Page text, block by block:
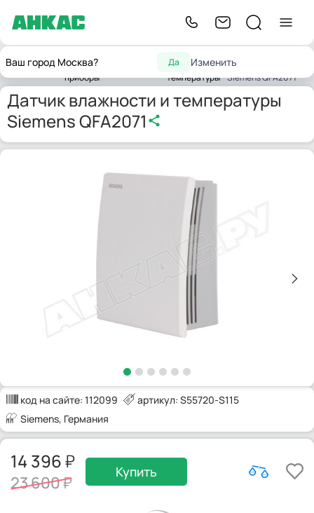
Ваш город Москва? Да Изменить
Главнаяизмерительные
приборы
влажности и
температуры
температуры
Siemens QFA2071
Датчик влажности и температуры
Siemens QFA2071
код на сайте: 112099
артикул: S55720-S115
Siemens, Германия
14 396
23 600
Купить